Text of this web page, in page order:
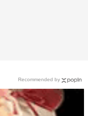
Recommended by